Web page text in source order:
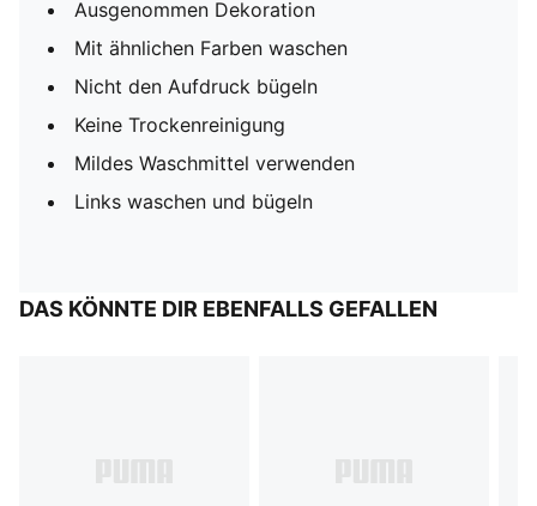
Ausgenommen Dekoration
Mit ähnlichen Farben waschen
Nicht den Aufdruck bügeln
Keine Trockenreinigung
Mildes Waschmittel verwenden
Links waschen und bügeln
DAS KÖNNTE DIR EBENFALLS GEFALLEN